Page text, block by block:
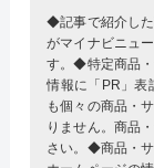
◆記事で紹介し
がマイナビニュ
す。◆特定商品
情報に「PR」表
も個々の商品・
りません。商品
さい。◆商品・